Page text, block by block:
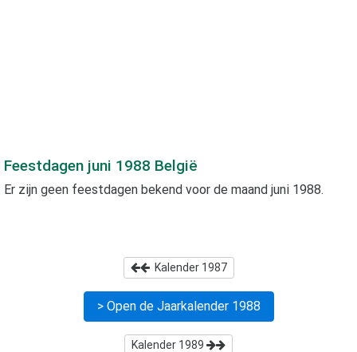
Feestdagen juni 1988 België
Er zijn geen feestdagen bekend voor de maand juni 1988.
Kalender 1987
> Open de Jaarkalender 1988
Kalender 1989